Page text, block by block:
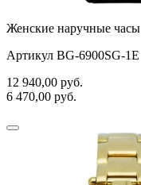
Женские наручные часы
Артикул BG-6900SG-1E
12 940,00 руб.
6 470,00 руб.